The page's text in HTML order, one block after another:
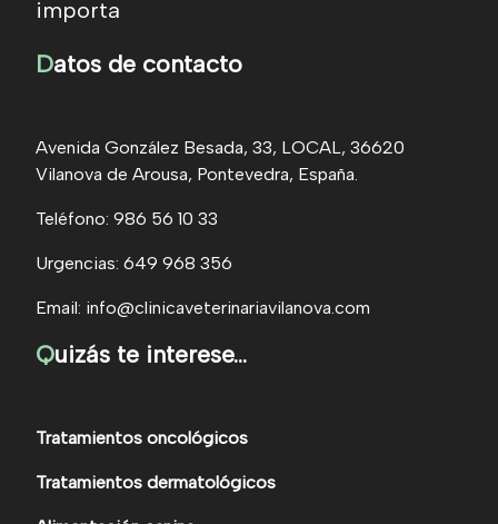
importa
Datos de contacto
Avenida González Besada, 33, LOCAL, 36620
Vilanova de Arousa, Pontevedra, España.
Teléfono: 986 56 10 33
Urgencias: 649 968 356
Email: info@clinicaveterinariavilanova.com
Quizás te interese...
Tratamientos oncológicos
Tratamientos dermatológicos